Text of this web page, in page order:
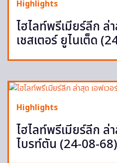
Highlights
ไฮไลท์พรีเมียร์ลีก
เชสเตอร์ ยูไนเต็ด
Highlights
ไฮไลท์พรีเมียร์ลีก ล่
ไบรท์ตัน (24-08-68)